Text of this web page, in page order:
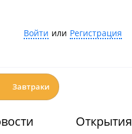
Войти или Регистрация
Завтраки
Открытия